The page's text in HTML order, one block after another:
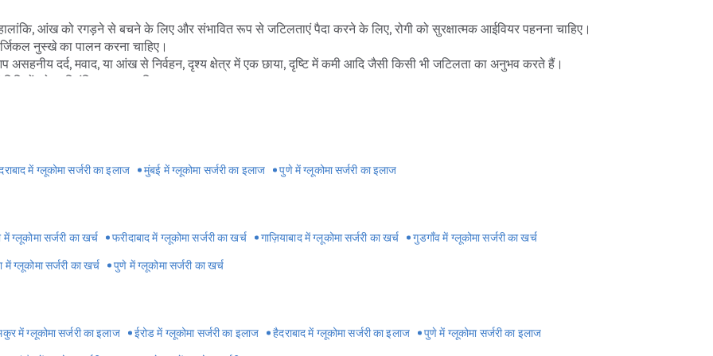
आंख को रगड़ने से बचने के लिए और संभावित रूप से जटिलताएं पैदा करने के लिए, रोगी को सुरक्षात्मक आईवियर पहनना चाहिए।
नुस्खे का पालन करना चाहिए।
दर्द, मवाद, या आंख से निर्वहन, दृश्य क्षेत्र में एक छाया, दृष्टि में कमी आदि जैसी किसी भी जटिलता का अनुभव करते हैं।
को प्रतिबंधित करना चाहिए।
आजीवन सावधानियों की आवश्यकता हो सकती है।
टिप्स
और दवाएं समय पर लेते हैं। क्योंकि एक भी खुराक छोड़ने और दवा लेने में देरी से आपकी स्थिति और खराब हो सकती है। इसके अतिरिक्त,
से किसी में कॉर्टिकोस्टेरॉइड शामिल तो नहीं है और इस दौरान किसी भी प्रकार की स्वास्थ्य समस्या होने पर डॉक्टर के सलाह के बिना दवाई का सेवन
कोई भी चोट ग्लूकोमा को बढ़ने में मदद कर सकती है।
को बनाए रखने में सहायक होते हैं, अत्यधिक व्यायाम से आंखों पर जोर और दबाव बढ़ सकता है। सप्ताह में लगभग 3-4 बार 25 मिनट के लिए एरोबिक
शामिल हो सकता है।
पड़ता है। योग आसन जैसे शीर्षासन जिससे सिर क्षेत्र पर दबाव पड़ता है, से भी बचना चाहिए।
में ग्लूकोमा सर्जरी का इलाज मुंबई में ग्लूकोमा सर्जरी का इलाज पुणे में ग्लूकोमा सर्जरी का इलाज
में ग्लूकोमा सर्जरी का खर्च फरीदाबाद में ग्लूकोमा सर्जरी का खर्च गाज़ियाबाद में ग्लूकोमा सर्जरी का खर्च गुडगाँव में ग्लूकोमा सर्जरी का खर्च
में ग्लूकोमा सर्जरी का खर्च पुणे में ग्लूकोमा सर्जरी का खर्च
में ग्लूकोमा सर्जरी का इलाज ईरोड में ग्लूकोमा सर्जरी का इलाज हैदराबाद में ग्लूकोमा सर्जरी का इलाज पुणे में ग्लूकोमा सर्जरी का इलाज